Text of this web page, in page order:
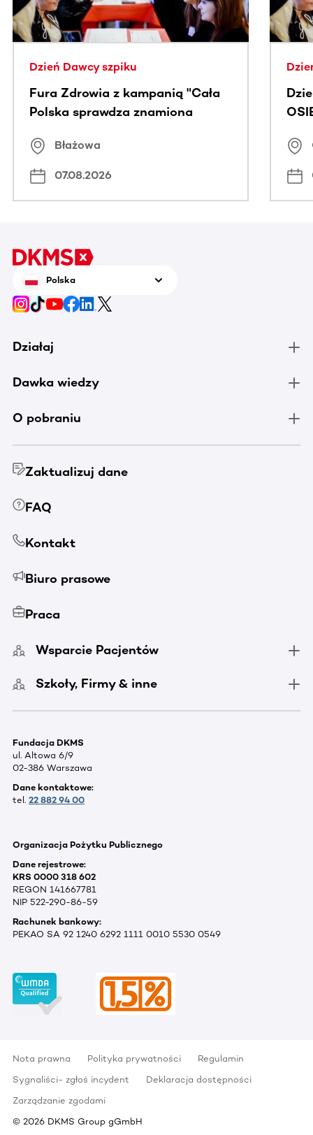
Dzień Dawcy szpiku
Fura Zdrowia z kampanią "Cała
Polska sprawdza znamiona
Błażowa
07.08.2026
Polska
Działaj
Dawka wiedzy
O pobraniu
Zaktualizuj dane
FAQ
Kontakt
Biuro prasowe
Praca
Wsparcie Pacjentów
Szkoły, Firmy & inne
Fundacja DKMS
ul. Altowa 6/9
02-386 Warszawa
Dane kontaktowe:
tel. 22 882 94 00
Organizacja Pożytku Publicznego
Dane rejestrowe:
KRS 0000 318 602
REGON 141667781
NIP 522-290-86-59
Rachunek bankowy:
PEKAO SA 92 1240 6292 1111 0010 5530 0549
Nota prawna Polityka prywatności
Regulamin
Sygnaliści- zgłoś incydent
Deklaracja dostępności
Zarządzanie zgodami
© 2026 DKMS Group gGmbH